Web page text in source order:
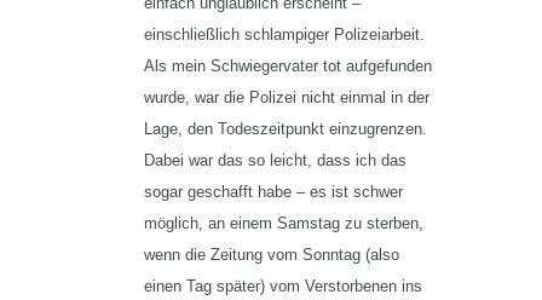
einschließlich schlampiger Polizeiarbeit.
Als mein Schwiegervater tot aufgefunden
wurde, war die Polizei nicht einmal in der
Lage, den Todeszeitpunkt einzugrenzen.
Dabei war das so leicht, dass ich das
sogar geschafft habe – es ist schwer
möglich, an einem Samstag zu sterben,
wenn die Zeitung vom Sonntag (also
einen Tag später) vom Verstorbenen ins